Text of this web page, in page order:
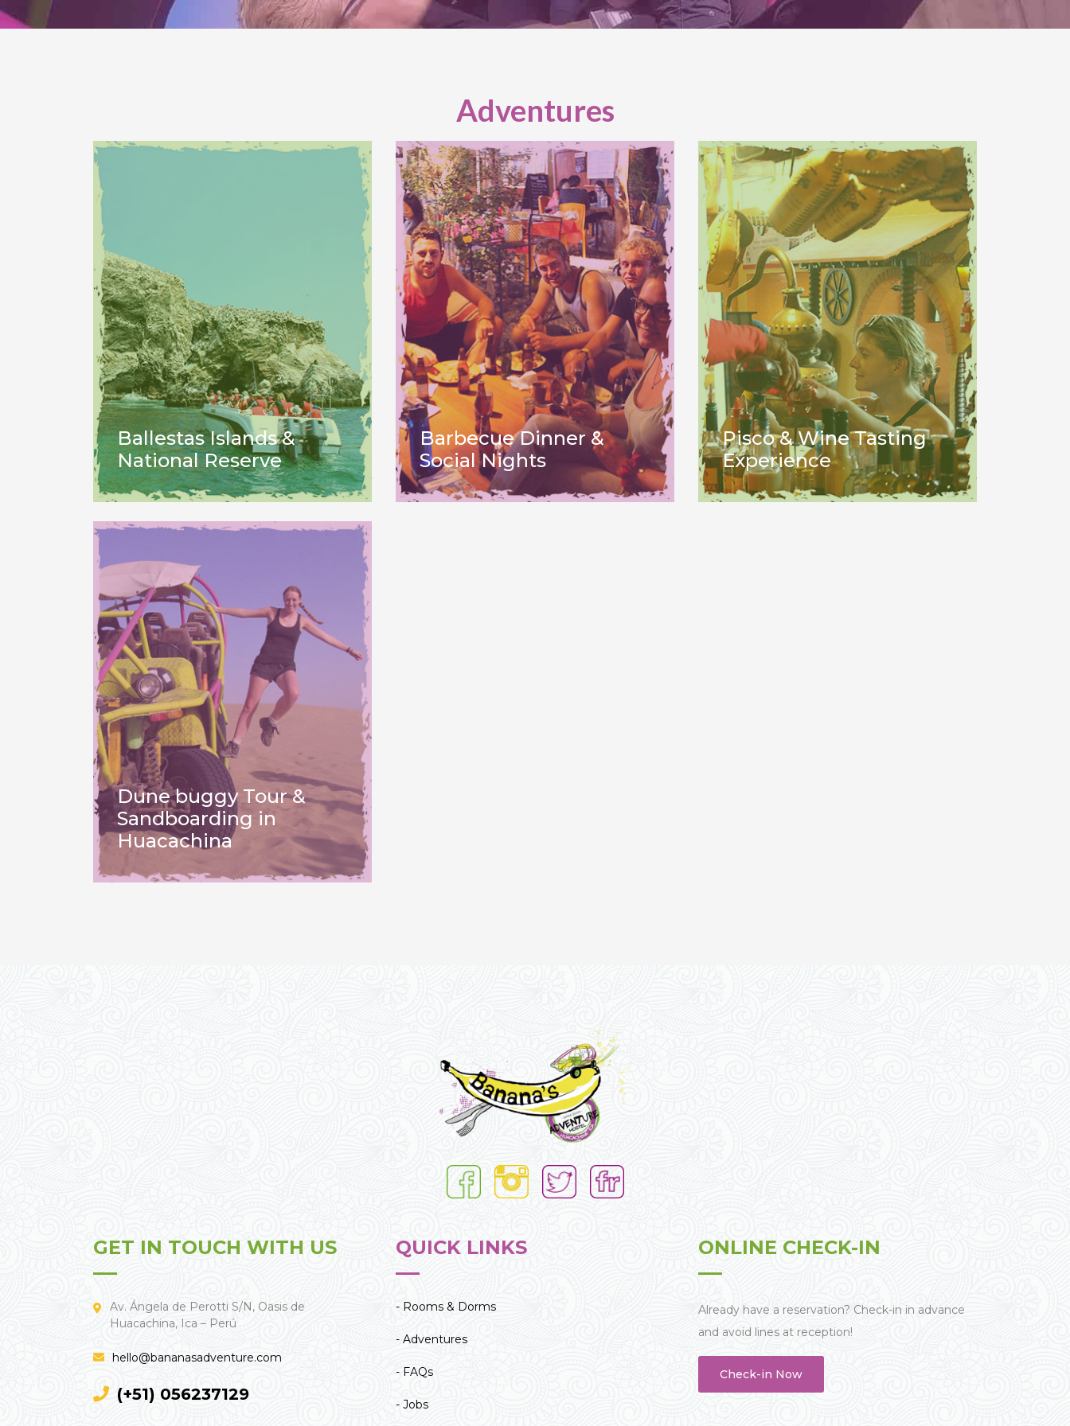
Adventures
Ballestas Islands &
National Reserve
Barbecue Dinner &
Social Nights
Pisco & Wine Tasting
Experience
Dune buggy Tour &
Sandboarding in
Huacachina
GET IN TOUCH WITH US
Av. Ángela de Perotti S/N, Oasis de
Huacachina, Ica – Perú
hello@bananasadventure.com
(+51) 056237129
QUICK LINKS
- Rooms & Dorms
- Adventures
- FAQs
- Jobs
ONLINE CHECK-IN
Already have a reservation? Check-in in advance
and avoid lines at reception!
Check-in Now